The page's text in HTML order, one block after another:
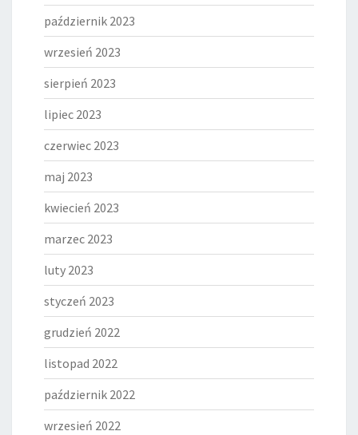
październik 2023
wrzesień 2023
sierpień 2023
lipiec 2023
czerwiec 2023
maj 2023
kwiecień 2023
marzec 2023
luty 2023
styczeń 2023
grudzień 2022
listopad 2022
październik 2022
wrzesień 2022